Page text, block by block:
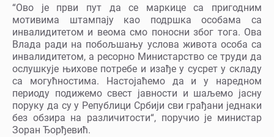
“Ово је први пут да се маркице са пригодним
мотивима штампају као подршка особама са
инвалидитетом и веома смо поносни због тога. Ова
Влада ради на побољшању услова живота особа са
инвалидитетом, а ресорно Министарство се труди да
ослушкује њихове потребе и изађе у сусрет у складу
са могућностима. Настојаћемо да и у наредном
периоду подижемо свест јавности и шаљемо јасну
поруку да су у Републици Србији сви грађани једнаки
без обзира на различитости“, поручио је министар
Зоран Ђорђевић.